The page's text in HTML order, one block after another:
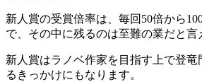
新人賞の受賞倍率は、毎回50倍から
で、その中に残るのは至難の業だと言
新人賞はラノベ作家を目指す上で登
るきっかけにもなります。